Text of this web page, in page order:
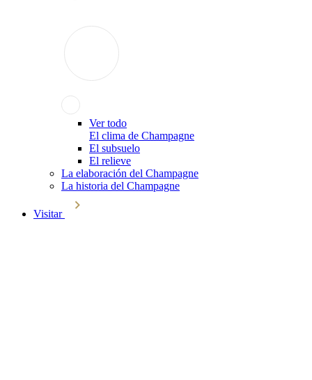
Ver todo
El clima de Champagne
El subsuelo
El relieve
La elaboración del Champagne
La historia del Champagne
Visitar